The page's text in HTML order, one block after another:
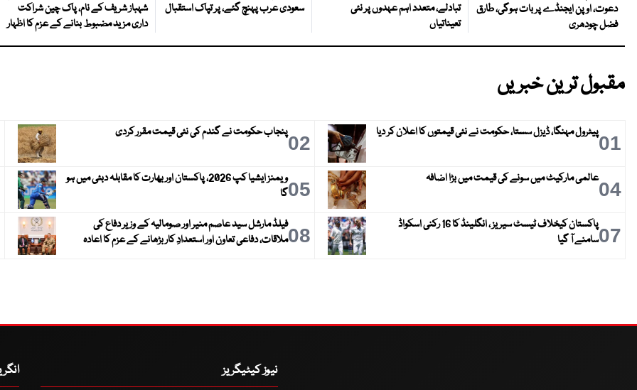
دعوت، اوپن ایجنڈے پر بات ہوگی، طارق
فضل چودھری
تبادلے، متعدد اہم عہدوں پر نئی
تعیناتیاں
سعودی عرب پہنچ گئے، پر تپاک استقبال
شہباز شریف کے نام، پاک چین شراکت
داری مزید مضبوط بنانے کے عزم کا اظہار
مقبول ترین خبریں
01پیٹرول مہنگا، ڈیزل سستا، حکومت نے نئی قیمتوں کا اعلان کر دیا 02پنجاب حکومت نے گندم کی نئی قیمت مقرر کردی
04عالمی مارکیٹ میں سونے کی قیمت میں بڑا اضافہ 05
ویمنز ایشیا کپ 2026، پاکستان اور بھارت کا مقابلہ دبئی میں ہو
گا
07
پاکستان کیخلاف ٹیسٹ سیریز ، انگلینڈ کا 16 رکنی اسکواڈ
سامنے آ گیا
08فیلڈ مارشل سید عاصم منیر اور صومالیہ کے وزیر دفاع کی
ملاقات، دفاعی تعاون اور استعدادِ کار بڑھانے کے عزم کا اعادہ
نیوز کیٹیگریز